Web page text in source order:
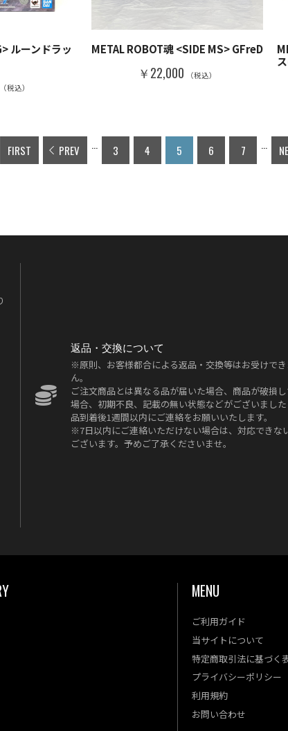
ルーンドラッ
（税込）
METAL ROBOT魂 <SIDE MS> GFreD
￥22,000 （税込）
FIRST PREV ... 3 4 5 6 7 ...
返品・交換について
※原則、お客様都合による返品・交換等はお受けで
ん。
ご注文商品とは異なる品が届いた場合、商品が破損
場合、初期不良、記載の無い状態などがございまし
品到着後1週間以内にご連絡をお願いいたします。
※7日以内にご連絡いただけない場合は、対応できな
ございます。予めご了承くださいませ。
10
MENU
ご利用ガイド
当サイトについて
特定商取引法に基づく
プライバシーポリシー
利用規約
お問い合わせ